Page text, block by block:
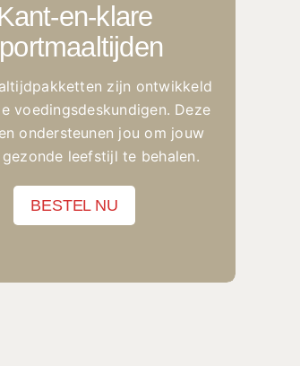
en-klare
zijn ontwikkeld
voedingsdeskundigen. Deze
ondersteunen jou om jouw
leefstijl te behalen.
BESTEL NU